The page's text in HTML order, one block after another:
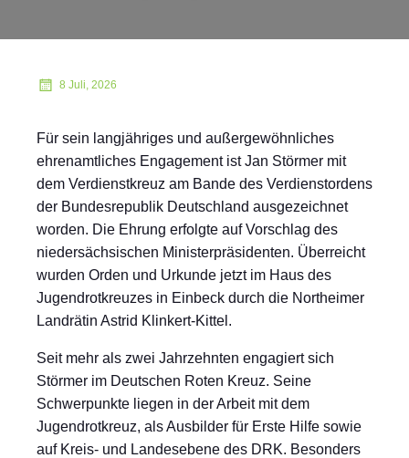
8 Juli, 2026
Für sein langjähriges und außergewöhnliches
ehrenamtliches Engagement ist Jan Störmer mit
dem Verdienstkreuz am Bande des Verdienstordens
der Bundesrepublik Deutschland ausgezeichnet
worden. Die Ehrung erfolgte auf Vorschlag des
niedersächsischen Ministerpräsidenten. Überreicht
wurden Orden und Urkunde jetzt im Haus des
Jugendrotkreuzes in Einbeck durch die Northeimer
Landrätin Astrid Klinkert-Kittel.
Seit mehr als zwei Jahrzehnten engagiert sich
Störmer im Deutschen Roten Kreuz. Seine
Schwerpunkte liegen in der Arbeit mit dem
Jugendrotkreuz, als Ausbilder für Erste Hilfe sowie
auf Kreis- und Landesebene des DRK. Besonders